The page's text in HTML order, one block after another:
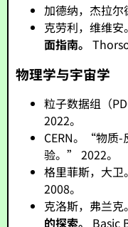
加德纳，杰拉尔
克劳利，维维安
面指南。
物理学与宇宙学
粒子数据组（
2022。
CERN。“物质-
验。” 2022。
格里菲斯，大卫
2008。
克洛斯，弗兰克
的探索。
Basic